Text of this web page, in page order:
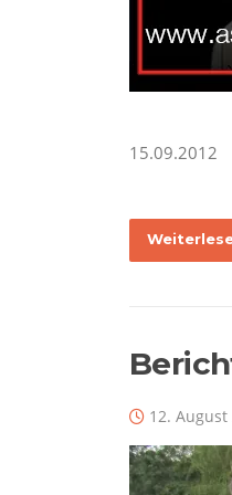
15.09.2012
12. August